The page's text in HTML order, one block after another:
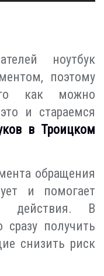
ноутбук
поэтому
как можно
и стараемся
в Троицком
обращения
и помогает
действия. В
получить
снизить риск